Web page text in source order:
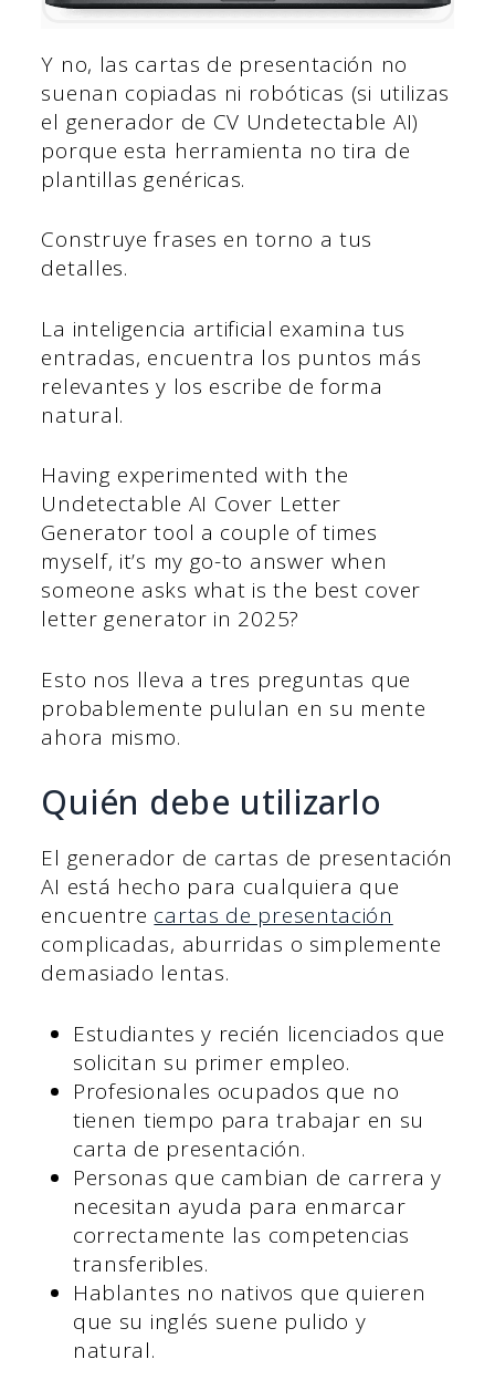
Y no, las cartas de presentación no
suenan copiadas ni robóticas (si utilizas
el generador de CV Undetectable AI)
porque esta herramienta no tira de
plantillas genéricas.
Construye frases en torno a tus
detalles.
La inteligencia artificial examina tus
entradas, encuentra los puntos más
relevantes y los escribe de forma
natural.
Having experimented with the
Undetectable AI Cover Letter
Generator tool a couple of times
myself, it’s my go-to answer when
someone asks what is the best cover
letter generator in 2025?
Esto nos lleva a tres preguntas que
probablemente pululan en su mente
ahora mismo.
Quién debe utilizarlo
El generador de cartas de presentación
AI está hecho para cualquiera que
encuentre cartas de presentación
complicadas, aburridas o simplemente
demasiado lentas.
Estudiantes y recién licenciados que
solicitan su primer empleo.
Profesionales ocupados que no
tienen tiempo para trabajar en su
carta de presentación.
Personas que cambian de carrera y
necesitan ayuda para enmarcar
correctamente las competencias
transferibles.
Hablantes no nativos que quieren
que su inglés suene pulido y
natural.